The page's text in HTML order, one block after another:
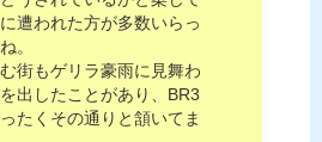
遭われた方が多数いらっ
。
街もゲリラ豪雨に見舞わ
出したことがあり、BR3
たくその通りと頷いてま